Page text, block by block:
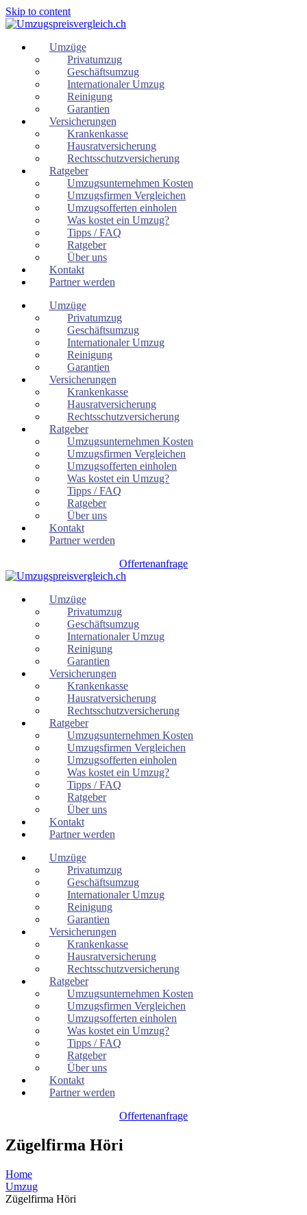
Skip to content
Umzüge
Privatumzug
Geschäftsumzug
Internationaler Umzug
Reinigung
Garantien
Versicherungen
Krankenkasse
Hausratversicherung
Rechtsschutzversicherung
Ratgeber
Umzugsunternehmen Kosten
Umzugsfirmen Vergleichen
Umzugsofferten einholen
Was kostet ein Umzug?
Tipps / FAQ
Ratgeber
Über uns
Kontakt
Partner werden
Umzüge
Privatumzug
Geschäftsumzug
Internationaler Umzug
Reinigung
Garantien
Versicherungen
Krankenkasse
Hausratversicherung
Rechtsschutzversicherung
Ratgeber
Umzugsunternehmen Kosten
Umzugsfirmen Vergleichen
Umzugsofferten einholen
Was kostet ein Umzug?
Tipps / FAQ
Ratgeber
Über uns
Kontakt
Partner werden
Offertenanfrage
Umzüge
Privatumzug
Geschäftsumzug
Internationaler Umzug
Reinigung
Garantien
Versicherungen
Krankenkasse
Hausratversicherung
Rechtsschutzversicherung
Ratgeber
Umzugsunternehmen Kosten
Umzugsfirmen Vergleichen
Umzugsofferten einholen
Was kostet ein Umzug?
Tipps / FAQ
Ratgeber
Über uns
Kontakt
Partner werden
Umzüge
Privatumzug
Geschäftsumzug
Internationaler Umzug
Reinigung
Garantien
Versicherungen
Krankenkasse
Hausratversicherung
Rechtsschutzversicherung
Ratgeber
Umzugsunternehmen Kosten
Umzugsfirmen Vergleichen
Umzugsofferten einholen
Was kostet ein Umzug?
Tipps / FAQ
Ratgeber
Über uns
Kontakt
Partner werden
Offertenanfrage
Zügelfirma Höri
Home
Umzug
Zügelfirma Höri